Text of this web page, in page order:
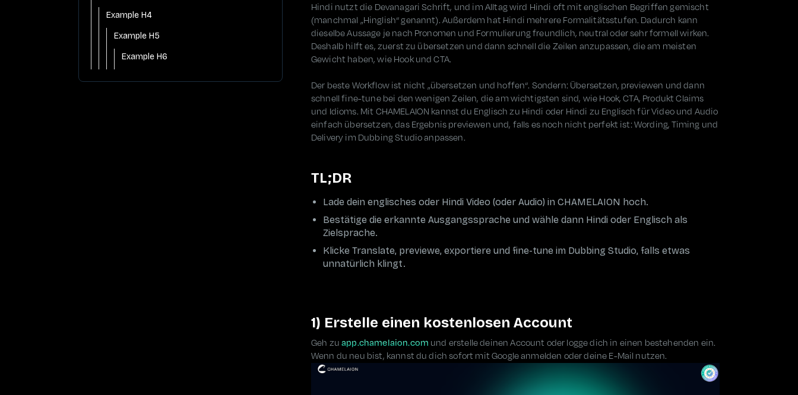
Example H4
Example H5
Example H6
Hindi nutzt die Devanagari Schrift, und im Alltag wird Hindi oft mit englischen Begriffen gemischt
(manchmal „Hinglish“ genannt). Außerdem hat Hindi mehrere Formalitätsstufen. Dadurch kann
dieselbe Aussage je nach Pronomen und Formulierung freundlich, neutral oder sehr formell wirken.
Deshalb hilft es, zuerst zu übersetzen und dann schnell die Zeilen anzupassen, die am meisten
Gewicht haben, wie Hook und CTA.
Der beste Workflow ist nicht „übersetzen und hoffen“. Sondern: Übersetzen, previewen und dann
schnell fine-tune bei den wenigen Zeilen, die am wichtigsten sind, wie Hook, CTA, Produkt Claims
und Idioms. Mit CHAMELAION kannst du Englisch zu Hindi oder Hindi zu Englisch für Video und Audio
einfach übersetzen, das Ergebnis previewen und, falls es noch nicht perfekt ist: Wording, Timing und
Delivery im Dubbing Studio anpassen.
TL;DR
Lade dein englisches oder Hindi Video (oder Audio) in CHAMELAION hoch.
Bestätige die erkannte Ausgangssprache und wähle dann Hindi oder Englisch als
Zielsprache.
Klicke Translate, previewe, exportiere und fine-tune im Dubbing Studio, falls etwas
unnatürlich klingt.
1) Erstelle einen kostenlosen Account
Geh zuapp.chamelaion.com und erstelle deinen Account oder logge dich in einen bestehenden ein.
Wenn du neu bist, kannst du dich sofort mit Google anmelden oder deine E-Mail nutzen.